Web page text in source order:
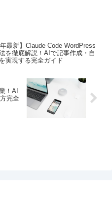
年最新】Claude Code WordPress
を徹底解説！AIで記事作成・自
実現する完全ガイド
！AI
完全